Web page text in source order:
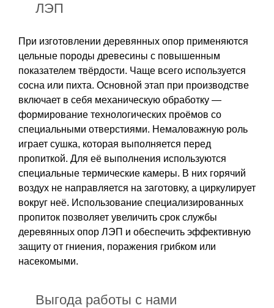
ЛЭП
При изготовлении деревянных опор применяются
цельные породы древесины с повышенным
показателем твёрдости. Чаще всего используется
сосна или пихта. Основной этап при производстве
включает в себя механическую обработку —
формирование технологических проёмов со
специальными отверстиями. Немаловажную роль
играет сушка, которая выполняется перед
пропиткой. Для её выполнения используются
специальные термические камеры. В них горячий
воздух не направляется на заготовку, а циркулирует
вокруг неё. Использование специализированных
пропиток позволяет увеличить срок службы
деревянных опор ЛЭП и обеспечить эффективную
защиту от гниения, поражения грибком или
насекомыми.
Выгода работы с нами